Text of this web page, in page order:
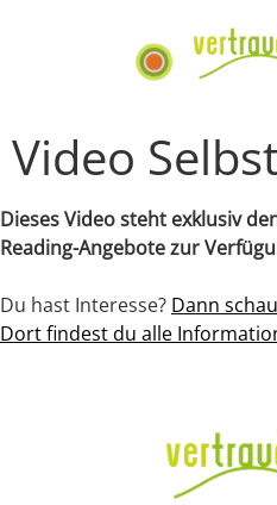
Video
Dieses Video steht exklusiv
Reading-Angebote zur
Du hast Interesse? Dann
Dort findest du alle